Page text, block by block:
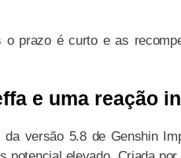
o prazo é curto e as
e uma reação
da versão 5.8 de Genshin